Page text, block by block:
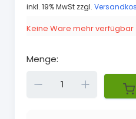
inkl. 19% MwSt zzgl.
Keine Ware mehr verfügbar
Menge:
Down